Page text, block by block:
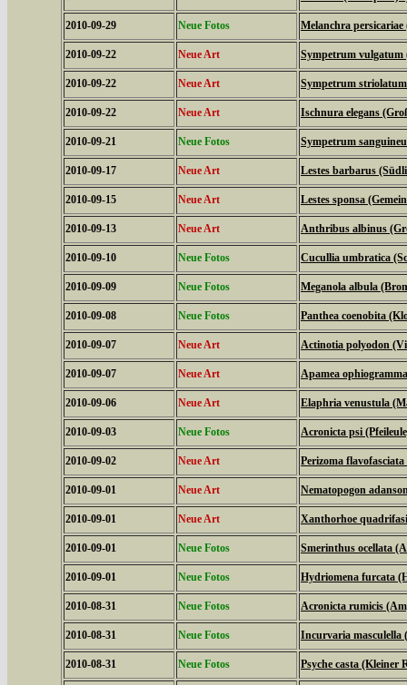
2010-09-29 Neue Fotos Melanchra
2010-09-22 Neue Art Sympetrum vulgatum
2010-09-22 Neue Art Sympetrum
2010-09-22 Neue Art Ischnura elegans
2010-09-21 Neue Fotos Sympetrum
2010-09-17 Neue Art Lestes barbarus
2010-09-15 Neue Art Lestes sponsa
2010-09-13 Neue Art Anthribus albinus
2010-09-10 Neue Fotos Cucullia umbratica
2010-09-09 Neue Fotos Meganola albula
2010-09-08 Neue Fotos Panthea coenobita
2010-09-07 Neue Art Actinotia polyodon
2010-09-07 Neue Art Apamea
2010-09-06 Neue Art Elaphria venustula
2010-09-03 Neue Fotos Acronicta psi
2010-09-02 Neue Art Perizoma
2010-09-01 Neue Art Nematopogon
2010-09-01 Neue Art Xanthorhoe
2010-09-01 Neue Fotos Smerinthus ocellata
2010-09-01 Neue Fotos Hydriomena furcata
2010-08-31 Neue Fotos Acronicta rumicis
2010-08-31 Neue Fotos Incurvaria masculella
2010-08-31 Neue Fotos Psyche casta (Kleiner